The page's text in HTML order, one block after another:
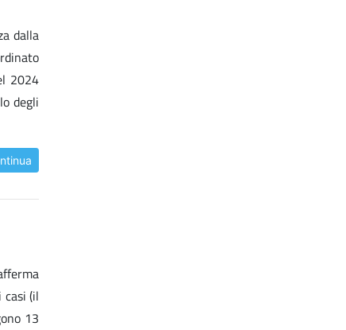
dalla
2024
degli
casi (il
13